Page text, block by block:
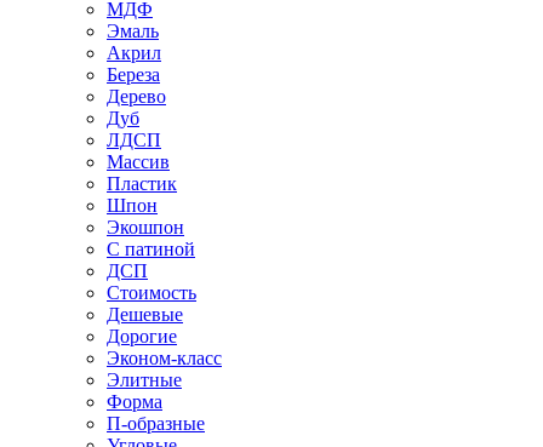
МДФ
Эмаль
Акрил
Береза
Дерево
Дуб
ЛДСП
Массив
Пластик
Шпон
Экошпон
С патиной
ДСП
Стоимость
Дешевые
Дорогие
Эконом-класс
Элитные
Форма
П-образные